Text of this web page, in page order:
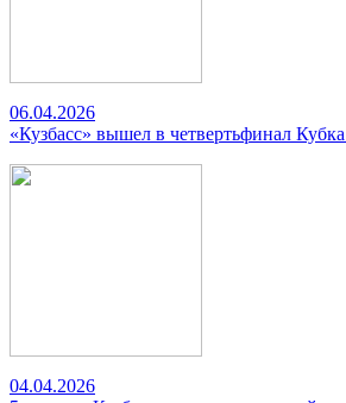
06.04.2026
«Кузбасс» вышел в четвертьфинал
04.04.2026